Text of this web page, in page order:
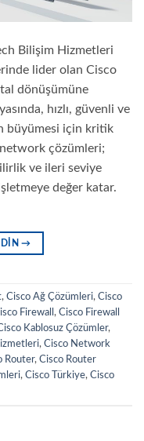
Bilişim Hizmetleri
lider olan Cisco
dönüşümüne
hızlı, güvenli ve
büyümesi için kritik
çözümleri;
ve ileri seviye
değer katar.
→
, Cisco Ağ Çözümleri, Cisco
Firewall , Cisco Firewall
Kablosuz Çözümler,
, Cisco Network
Router, Cisco Router
, Cisco Türkiye, Cisco